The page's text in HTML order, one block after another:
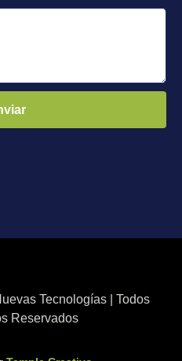
Tecnologías | Todos
Reservados